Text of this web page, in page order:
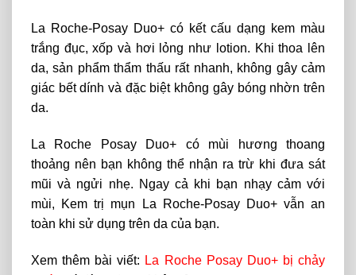
La Roche-Posay Duo+ có kết cấu dạng kem màu
trắng đục, xốp và hơi lỏng như lotion. Khi thoa lên
da, sản phẩm thẩm thấu rất nhanh, không gây cảm
giác bết dính và đặc biệt không gây bóng nhờn trên
da.
La Roche Posay Duo+ có mùi hương thoang
thoảng nên bạn không thể nhận ra trừ khi đưa sát
mũi và ngửi nhẹ. Ngay cả khi bạn nhạy cảm với
mùi, Kem trị mụn La Roche-Posay Duo+ vẫn an
toàn khi sử dụng trên da của bạn.
Xem thêm bài viết: La Roche Posay Duo+ bị chảy